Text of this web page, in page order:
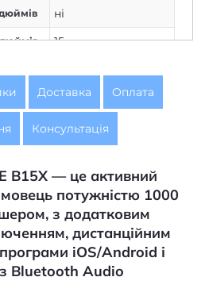
ні
15
Доставка Оплата
Консультація
B15X — це активний
потужністю 1000
з додатковим
дистанційним
iOS/Android і
Bluetooth Audio